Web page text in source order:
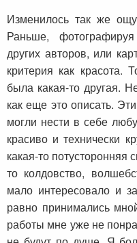
Изменилось так же
Раньше,
других авторов, или
критерия как красота.
была какая-то другая.
как еще это описать.
могли нести в себе
красиво и технически
какая-то потусторонняя
то колдовство,
мало интересовало и
равно принимались
работы мне уже не